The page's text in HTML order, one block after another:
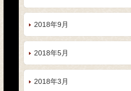
2018年9月
2018年5月
2018年3月